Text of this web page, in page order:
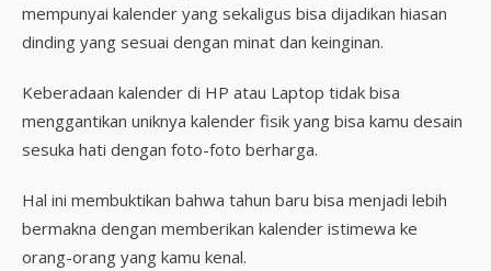
mempunyai kalender yang sekaligus bisa dijadikan hiasan
dinding yang sesuai dengan minat dan keinginan.
Keberadaan kalender di HP atau Laptop tidak bisa
menggantikan uniknya kalender fisik yang bisa kamu desain
sesuka hati dengan foto-foto berharga.
Hal ini membuktikan bahwa tahun baru bisa menjadi lebih
bermakna dengan memberikan kalender istimewa ke
orang-orang yang kamu kenal.